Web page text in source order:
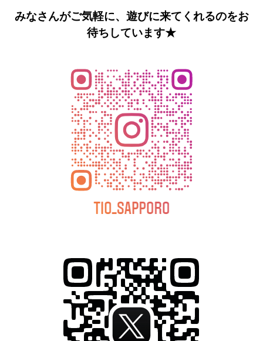
みなさんがご気軽に、遊びに来てくれるのをお
待ちしています★